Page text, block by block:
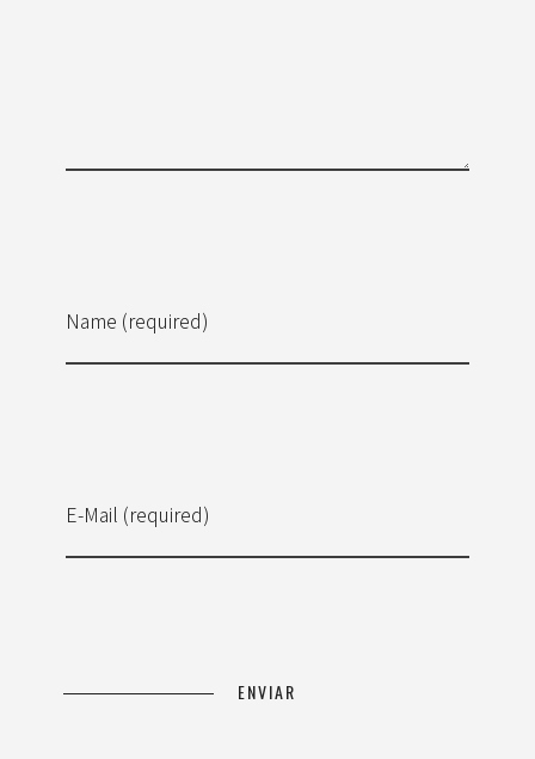
Name (required)
E-Mail (required)